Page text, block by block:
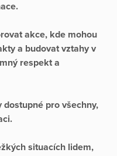
akce, kde mohou
a budovat vztahy v
respekt a
pro všechny,
situacích lidem,